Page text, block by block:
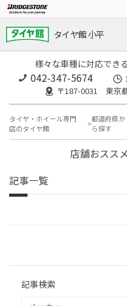
タイヤ館 小平
様々な車種に対応でき
042-347-5674
〒187-0031 東京
タイヤ・ホイール専門
店のタイヤ館
都道府県か
ら探す
店舗おスス
記事一覧
記事検索